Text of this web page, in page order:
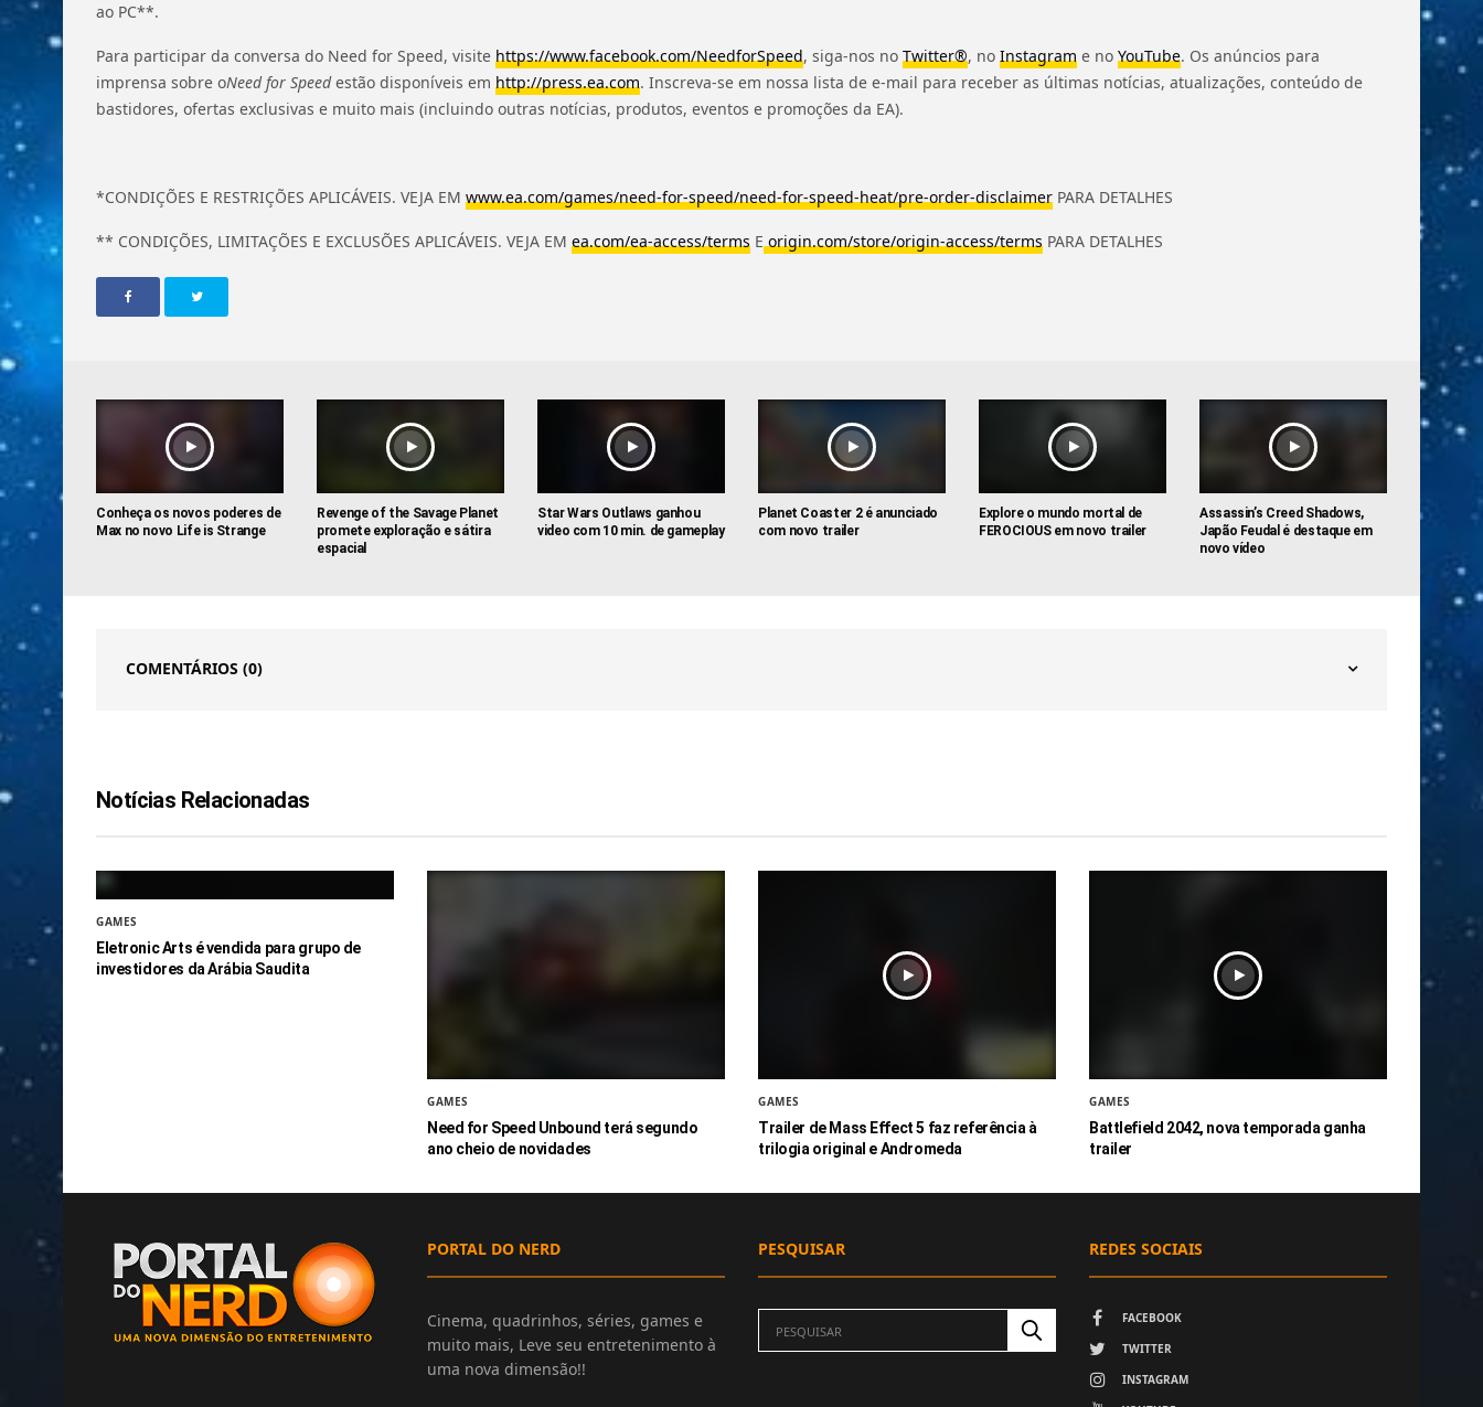
ao PC**.
Para participar da conversa do Need for Speed, visitehttps://www.facebook.com/NeedforSpeed, siga-nos noTwitter®, noInstagram e noYouTube. Os anúncios para
imprensa sobre oNeed for Speedestão disponíveis emhttp://press.ea.com. Inscreva-se em nossa lista de e-mail para receber as últimas notícias, atualizações, conteúdo de
bastidores, ofertas exclusivas e muito mais (incluindo outras notícias, produtos, eventos e promoções da EA).
*CONDIÇÕES E RESTRIÇÕES APLICÁVEIS. VEJA EMwww.ea.com/games/need-for-speed/need-for-speed-heat/pre-order-disclaimer PARA DETALHES
** CONDIÇÕES, LIMITAÇÕES E EXCLUSÕES APLICÁVEIS.VEJA EMea.com/ea-access/terms Eorigin.com/store/origin-access/terms PARA DETALHES
Conheça os novos poderes de
Max no novo Life is Strange
Revenge of the Savage Planet
promete exploração e sátira
espacial
Star Wars Outlaws ganhou
video com 10 min. de gameplay
Planet Coaster 2 é anunciado
com novo trailer
Explore o mundo mortal de
FEROCIOUS em novo trailer
Assassin’s Creed Shadows,
Japão Feudal é destaque em
novo vídeo
COMENTÁRIOS (0)
Notícias Relacionadas
GAMES
Eletronic Arts é vendida para grupo de
investidores da Arábia Saudita
GAMES
Need for Speed Unbound terá segundo
ano cheio de novidades
GAMES
Trailer de Mass Effect 5 faz referência à
trilogia original e Andromeda
GAMES
Battlefield 2042, nova temporada ganha
trailer
PORTAL DO NERD
Cinema, quadrinhos, séries, games e
muito mais, Leve seu entretenimento à
uma nova dimensão!!
PESQUISAR REDES SOCIAIS
FACEBOOK
TWITTER
INSTAGRAM